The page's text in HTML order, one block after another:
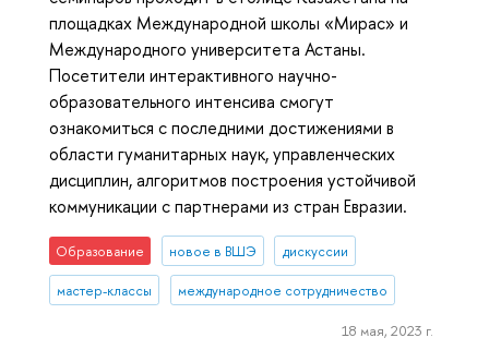
площадках Международной школы «Мирас» и
Международного университета Астаны.
Посетители интерактивного научно-
образовательного интенсива смогут
ознакомиться с последними достижениями в
области гуманитарных наук, управленческих
дисциплин, алгоритмов построения устойчивой
коммуникации с партнерами из стран Евразии.
Образование новое в ВШЭ дискуссии
мастер-классы международное сотрудничество
18 мая, 2023 г.